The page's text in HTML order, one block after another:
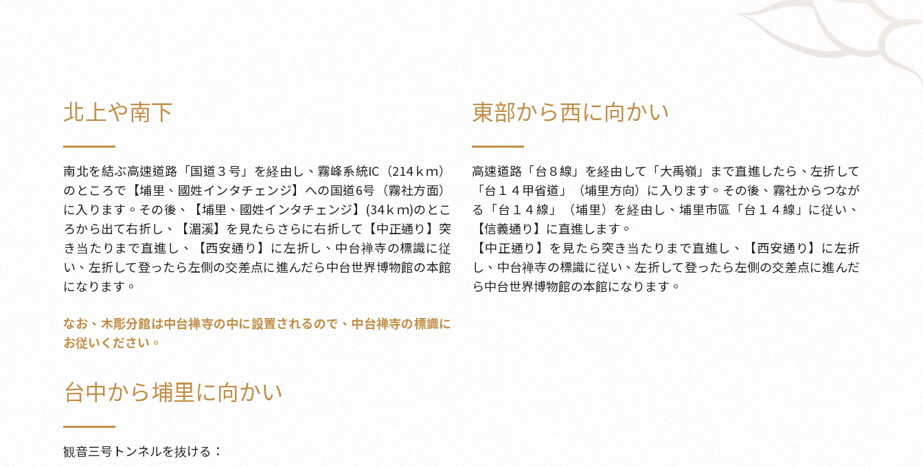
北上や南下
南北を結ぶ高速道路「国道３号」を経由し、霧峰系統IC（214ｋｍ）
のところで【埔里、國姓インタチェンジ】への国道6号（霧社方面）
に入ります。その後、【埔里、國姓インタチェンジ】(34ｋｍ)のとこ
ろから出て右折し、【湄溪】を見たらさらに右折して【中正通り】突
き当たりまで直進し、【西安通り】に左折し、中台禅寺の標識に従
い、左折して登ったら左側の交差点に進んだら中台世界博物館の本館
になります。
なお、木彫分館は中台禅寺の中に設置されるので、中台禅寺の標識に
お従いください。
東部から西に向かい
高速道路「台８線」を経由して「大禹嶺」まで直進したら、左折して
「台１４甲省道」（埔里方向）に入ります。その後、霧社からつなが
る「台１４線」（埔里）を経由し、埔里市區「台１４線」に従い、
【信義通り】に直進します。
【中正通り】を見たら突き当たりまで直進し、【西安通り】に左折
し、中台禅寺の標識に従い、左折して登ったら左側の交差点に進んだ
ら中台世界博物館の本館になります。
台中から埔里に向かい
観音三号トンネルを抜ける：